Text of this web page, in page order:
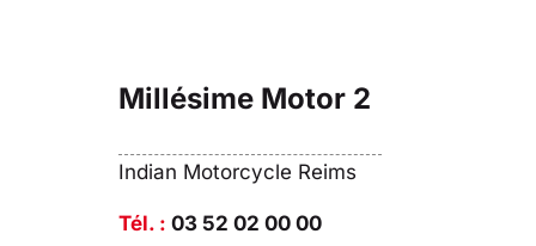
Millésime Motor 2
Indian Motorcycle Reims
Tél. : 03 52 02 00 00